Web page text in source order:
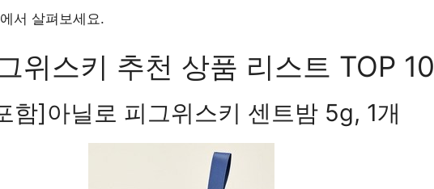
서 살펴보세요.
위스키 추천 상품 리스트 TOP 10
함]아닐로 피그위스키 센트밤 5g, 1개